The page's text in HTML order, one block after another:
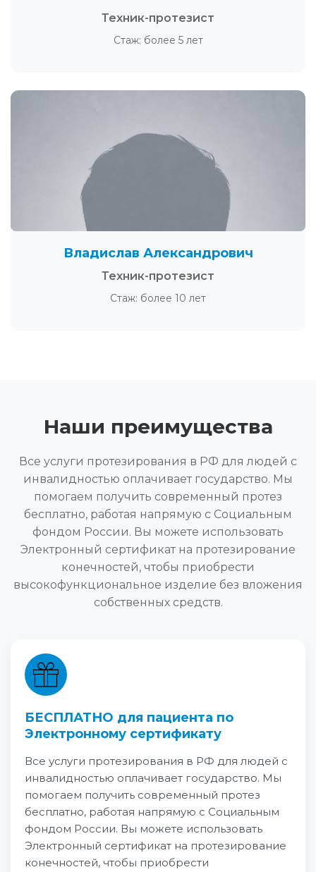
Техник-протезист
Стаж: более 5 лет
Владислав Александрович
Техник-протезист
Стаж: более 10 лет
Наши преимущества
Все услуги протезирования в РФ для людей с
инвалидностью оплачивает государство. Мы
помогаем получить современный протез
бесплатно, работая напрямую с Социальным
фондом России. Вы можете использовать
Электронный сертификат на протезирование
конечностей, чтобы приобрести
высокофункциональное изделие без вложения
собственных средств.
БЕСПЛАТНО для пациента по
Электронному сертификату
Все услуги протезирования в РФ для людей с
инвалидностью оплачивает государство. Мы
помогаем получить современный протез
бесплатно, работая напрямую с Социальным
фондом России. Вы можете использовать
Электронный сертификат на протезирование
конечностей, чтобы приобрести